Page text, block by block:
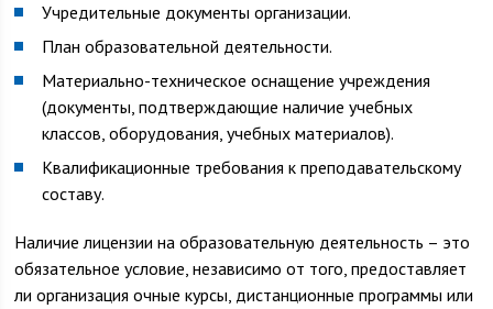
Учредительные документы организации.
План образовательной деятельности.
Материально-техническое оснащение учреждения
(документы, подтверждающие наличие учебных
классов, оборудования, учебных материалов).
Квалификационные требования к преподавательскому
составу.
Наличие лицензии на образовательную деятельность – это
обязательное условие, независимо от того, предоставляет
ли организация очные курсы, дистанционные программы или